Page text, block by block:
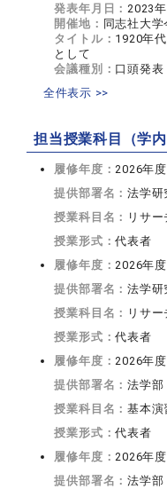
発表年月日：2023
開催地： 同志社大
タイトル： 1920年
として
会議種別： 口頭発表
全件表示 >>
担当授業科目（学内
履修年度：2026年度
提供部署名：法学研
授業科目名： リサー
授業形式：代表者
履修年度：2026年度
提供部署名：法学研
授業科目名： リサー
授業形式：代表者
履修年度：2026年度
提供部署名：法学部
授業科目名：基本演
授業形式：代表者
履修年度：2026年度
提供部署名：法学部